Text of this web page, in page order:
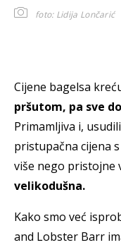
foto: Lidija Lončarić
Cijene bagelsa
pršutom, pa sve
Primamljiva i,
pristupačna cijena
više nego pristojne
velikodušna.
Kako smo već
and Lobster Barr